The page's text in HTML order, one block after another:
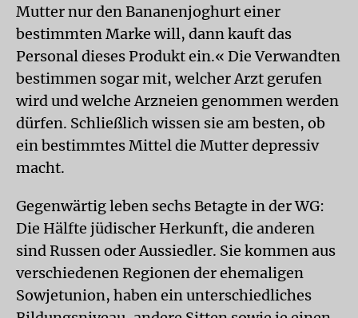
Mutter nur den Bananenjoghurt einer
bestimmten Marke will, dann kauft das
Personal dieses Produkt ein.« Die Verwandten
bestimmen sogar mit, welcher Arzt gerufen
wird und welche Arzneien genommen werden
dürfen. Schließlich wissen sie am besten, ob
ein bestimmtes Mittel die Mutter depressiv
macht.
Gegenwärtig leben sechs Betagte in der WG:
Die Hälfte jüdischer Herkunft, die anderen
sind Russen oder Aussiedler. Sie kommen aus
verschiedenen Regionen der ehemaligen
Sowjetunion, haben ein unterschiedliches